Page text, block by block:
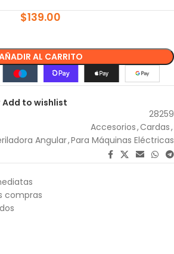
$139.00
AL CARRITO
Add to wishlist
28259
Accesorios,Cardas,
Angular,Para Máquinas Eléctricas
compras